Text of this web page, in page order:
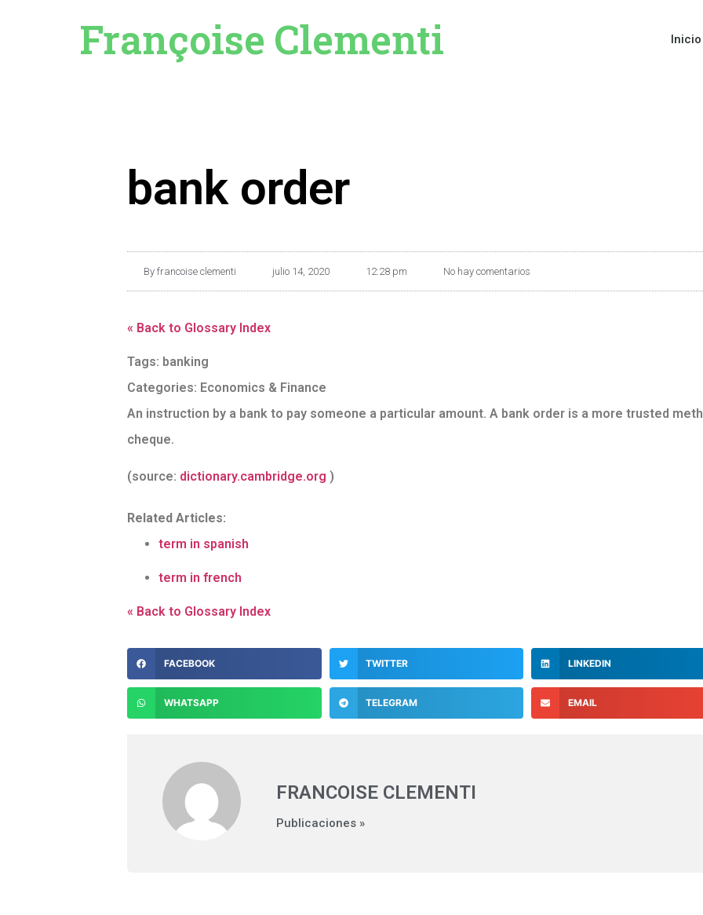
Françoise Clementi Inicio
bank order
By francoise clementi julio 14, 2020 12:28 pm No hay comentarios
« Back to Glossary Index
Tags: banking
Categories: Economics & Finance
An instruction by a bank to pay someone a particular amount. A bank order is a more trusted
cheque.
(source: dictionary.cambridge.org )
Related Articles:
term in spanish
term in french
« Back to Glossary Index
FACEBOOK TWITTER LINKEDIN
WHATSAPP TELEGRAM EMAIL
FRANCOISE CLEMENTI
Publicaciones »